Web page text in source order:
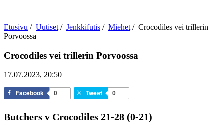
Etusivu / Uutiset / Jenkkifutis / Miehet / Crocodiles vei trillerin
Porvoossa
Crocodiles vei trillerin Porvoossa
17.07.2023, 20:50
Facebook 0 Tweet 0
Butchers v Crocodiles 21-28 (0-21)